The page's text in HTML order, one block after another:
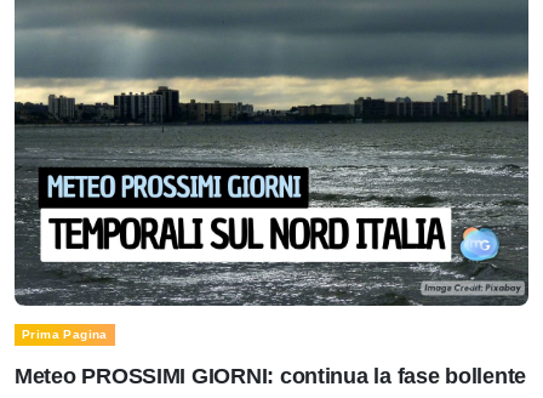
Prima Pagina
Meteo PROSSIMI GIORNI: continua la fase bollente